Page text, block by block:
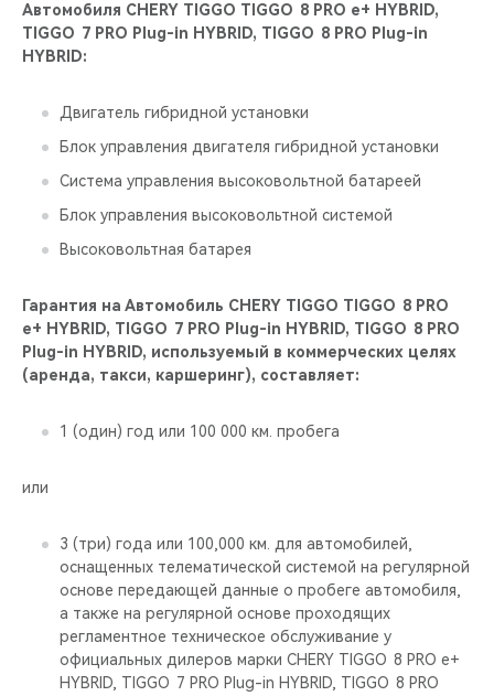
Автомобиля CHERY TIGGO TIGGO 8 PRO е+ HYBRID,
TIGGO 7 PRO Plug-in HYBRID, TIGGO 8 PRO Plug-in
HYBRID:
Двигатель гибридной установки
Блок управления двигателя гибридной установки
Система управления высоковольтной батареей
Блок управления высоковольтной системой
Высоковольтная батарея
Гарантия на Автомобиль CHERY TIGGO TIGGO 8 PRO
е+ HYBRID, TIGGO 7 PRO Plug-in HYBRID, TIGGO 8 PRO
Plug-in HYBRID, используемый в коммерческих целях
(аренда, такси, каршеринг), составляет:
1 (один) год или 100 000 км. пробега
или
3 (три) года или 100,000 км. для автомобилей,
оснащенных телематической системой на регулярной
основе передающей данные о пробеге автомобиля,
а также на регулярной основе проходящих
регламентное техническое обслуживание у
официальных дилеров марки CHERY TIGGO 8 PRO е+
HYBRID, TIGGO 7 PRO Plug-in HYBRID, TIGGO 8 PRO